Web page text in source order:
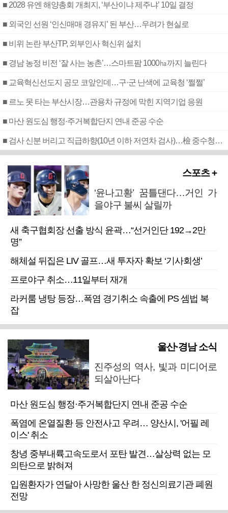
■ 2028 유엔 해양총회 개최지, ‘부산이냐 제주냐’ 10일 결정
■ 외국인 선원 ‘인신매매 경유지’ 된 부산…우려가 현실로
■ 비위 논란 부산TP, 외부인사 혁신위 설치
■ 경남 농정 비전 ‘잘 사는 농촌’…스마트팜 1000㏊까지 늘린다
■ 교육혁신선도지 공모 코앞인데…구·군 난색에 교육청 ‘쩔쩔’
■ 르노 못 타는 부산시장…관용차 규정에 막힌 지역기업 응원
■ 마산 원도심 행정·주거복합단지 연내 준공 수순
■ 검사 신분 버리고 직급하향(10년 이하 저연차 검사)…檢 중수청행 기피
스포츠 +
‘윤나고황’ 꿈틀댄다…거인 가
을야구 불씨 살릴까
새 축구협회장 선출 방식 윤곽…“선거인단 192→2만
명”
해체설 뒤집은 LIV 골프…새 투자자 확보 ‘기사회생’
프로야구 취소…11일부터 재개
라커룸 냉탕 등장…폭염 경기취소 속출에 PS 셈법 복
잡
울산·경남 소식
진주성의 역사, 빛과 미디어로
되살아난다
마산 원도심 행정·주거복합단지 연내 준공 수순
폭염에 온열질환 등 안전사고 우려… 양산시, '어필 레
이스' 취소
창녕 중부내륙고속도로서 포탄 발견…살상력 없는 모
의탄으로 밝혀져
입원환자가 연달아 사망한 울산 한 정신의료기관 폐원
전망